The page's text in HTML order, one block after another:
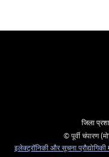
जिला
© पूर्वी चंपारण
इलेक्‍ट्रॉनिकी और सूचना